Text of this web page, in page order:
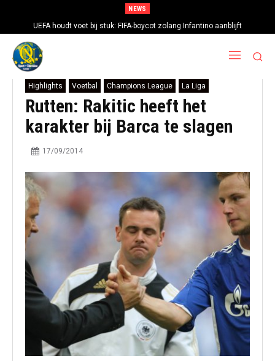
NEWS
UEFA houdt voet bij stuk: FIFA-boycot zolang Infantino aanblijft
Highlights Voetbal Champions League La Liga
Rutten: Rakitic heeft het
karakter bij Barca te slagen
17/09/2014